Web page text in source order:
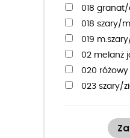
41-46
42-44
43-46
44-46
45-47
47-50
018
018 szary/
019
02 melanż
020 różowy
023 szary/
027
028